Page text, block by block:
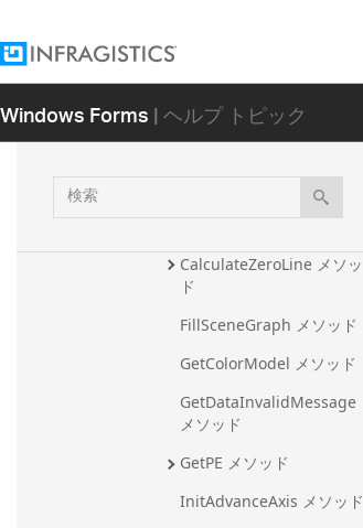
Windows Forms| ヘルプ トピック
検
索
CandleLayer
CandleLegendLayer
ChartLayer
CalculateZeroLine メソッ
ド
FillSceneGraph メソッド
GetColorModel メソッド
GetDataInvalidMessage
メソッド
GetPE メソッド
InitAdvanceAxis メソッド